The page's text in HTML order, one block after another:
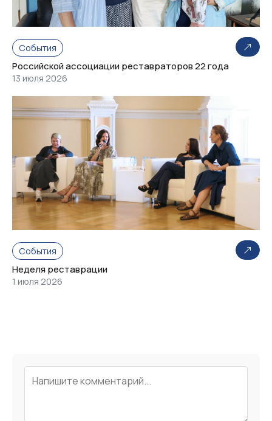
События
Российской ассоциации реставраторов 22 года
13 июля 2026
События
Неделя реставрации
1 июля 2026